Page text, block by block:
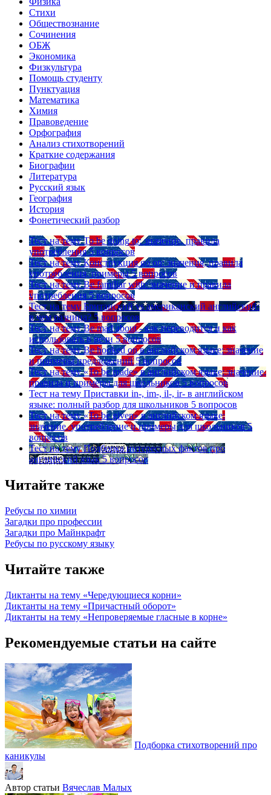
Стихи
Обществознание
Сочинения
ОБЖ
Экономика
Физкультура
Помощь студенту
Пунктуация
Математика
Химия
Правоведение
Орфография
Анализ стихотворений
Краткие содержания
Биографии
Литература
Русский язык
География
История
Фонетический разбор
Тест на тему To be going to: значение, правила
употребления 5 вопросов
Тест на тему Конструкция go on: значения, правила
употребления, примеры 5 вопросов
Тест на тему Be familiar with: значение и правила
употребления 5 вопросов
Тест на тему Британский vs американский английский:
в чем разница? 5 вопросов
Тест на тему Be mad about - как переводится и как
использовать в речи 5 вопросов
Тест на тему Be hooked on в английском языке: значение
и примеры предложений 5 вопросов
Тест на тему «To be made» в английском языке: значение,
правила и примеры для школьников 5 вопросов
Тест на тему Приставки in-, im-, il-, ir- в английском
языке: полный разбор для школьников 5 вопросов
Тест на тему «To be given» в английском языке:
значение, употребление и примеры для школьников 5
вопросов
Тест на тему Подборка интересных фактов про
английский язык 5 вопросов
Читайте также
Ребусы по химии
Загадки про профессии
Загадки про Майнкрафт
Ребусы по русскому языку
Читайте также
Диктанты на тему «Чередующиеся корни»
Диктанты на тему «Причастный оборот»
Диктанты на тему «Непроверяемые гласные в корне»
Рекомендуемые статьи на сайте
Подборка стихотворений про
каникулы
Автор статьи Вячеслав Малых